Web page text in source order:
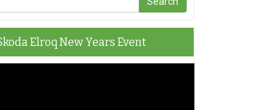
Elroq New Years Event